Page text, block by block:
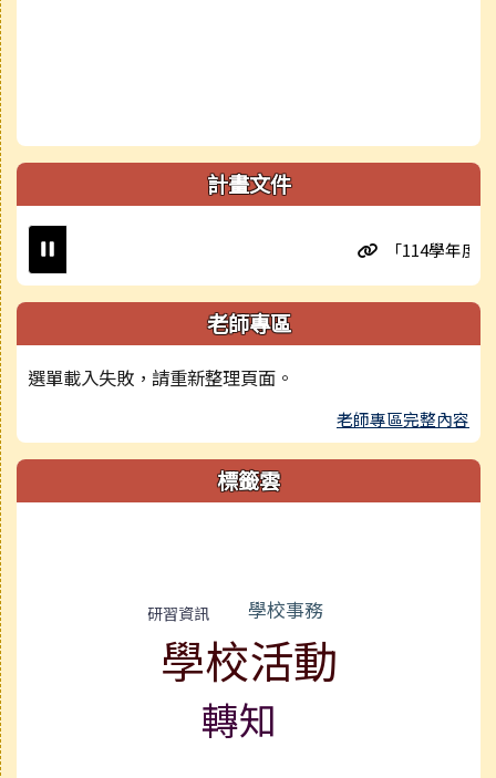
計畫文件
「114學年度國
老師專區
選單載入失敗，請重新整理頁面。
老師專區完整內容
標籤雲
研習資訊 學校事務
學校活動
轉知